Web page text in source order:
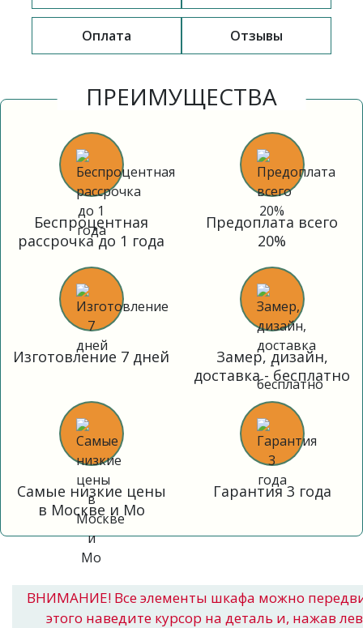
Оплата Отзывы
ПРЕИМУЩЕСТВА
Беспроцентная
рассрочка до 1 года
Предоплата всего
20%
Изготовление 7 дней
Замер, дизайн,
доставка - бесплатно
Самые низкие цены
в Москве и Мо
Гарантия 3 года
ВНИМАНИЕ! Все элементы шкафа можно
этого наведите курсор на деталь и, нажав